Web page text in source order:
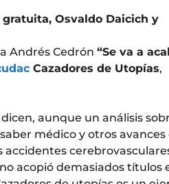
Osvaldo Daicich y
Andrés Cedrón “Se va a
Cazadores de Utopías,
aunque un análisis
médico y otros avances
acopió demasiados títulos